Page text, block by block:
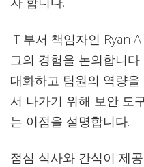
IT 부서 책임자인 Ryan
그의 경험을 논의합니
대화하고 팀원의 역량
서 나가기 위해 보안 도
는 이점을 설명합니다.
점심 식사와 간식이 제